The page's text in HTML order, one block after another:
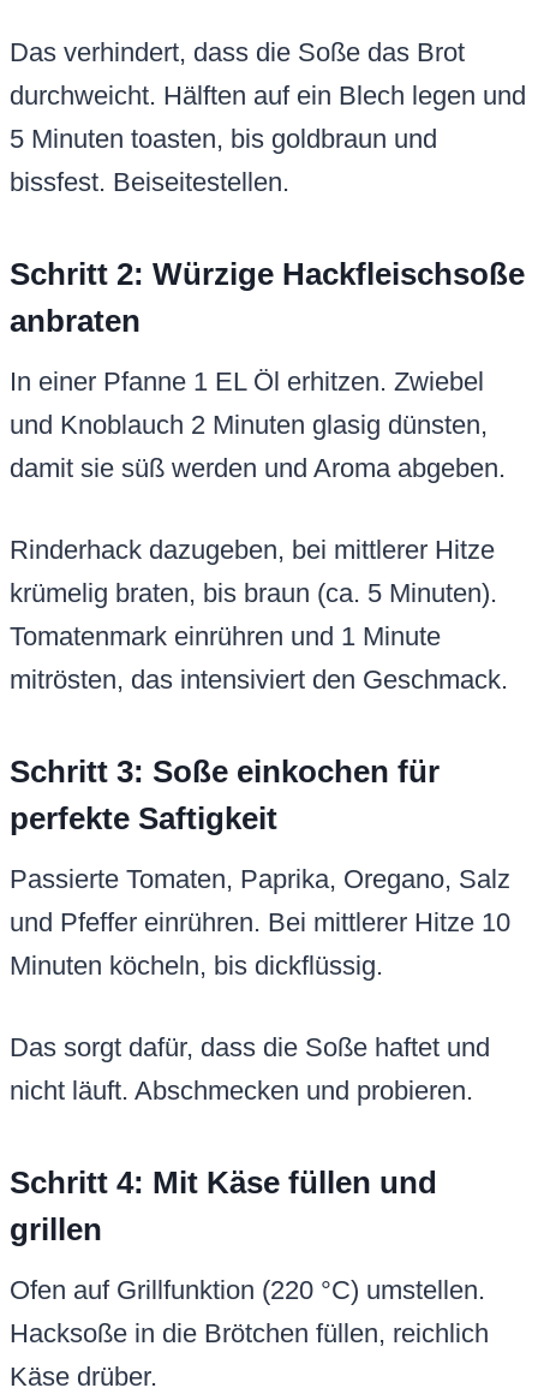
Das verhindert, dass die Soße das Brot
durchweicht. Hälften auf ein Blech legen und
5 Minuten toasten, bis goldbraun und
bissfest. Beiseitestellen.
Schritt 2: Würzige Hackfleischsoße
anbraten
In einer Pfanne 1 EL Öl erhitzen. Zwiebel
und Knoblauch 2 Minuten glasig dünsten,
damit sie süß werden und Aroma abgeben.
Rinderhack dazugeben, bei mittlerer Hitze
krümelig braten, bis braun (ca. 5 Minuten).
Tomatenmark einrühren und 1 Minute
mitrösten, das intensiviert den Geschmack.
Schritt 3: Soße einkochen für
perfekte Saftigkeit
Passierte Tomaten, Paprika, Oregano, Salz
und Pfeffer einrühren. Bei mittlerer Hitze 10
Minuten köcheln, bis dickflüssig.
Das sorgt dafür, dass die Soße haftet und
nicht läuft. Abschmecken und probieren.
Schritt 4: Mit Käse füllen und
grillen
Ofen auf Grillfunktion (220 °C) umstellen.
Hacksoße in die Brötchen füllen, reichlich
Käse drüber.